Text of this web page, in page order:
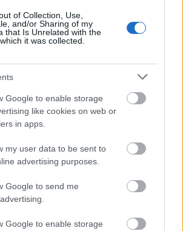
of Collection, Use,
and/or Sharing of my
that Is Unrelated with the
it was collected.
Google to enable storage
like cookies on web or
in apps.
my user data to be sent to
advertising purposes.
Google to send me
Google to enable storage
Σύλλογος Πατρών στο 22ο